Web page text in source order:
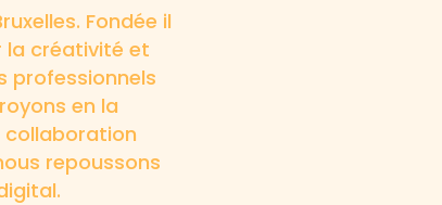
Fondée il
la créativité et
professionnels
en la
repoussons